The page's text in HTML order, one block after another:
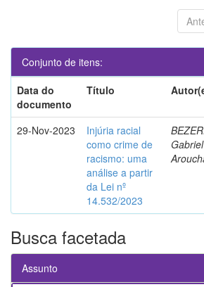
Conjunto de itens:
Data do
documento
Título
29-Nov-2023
Injúria racial
como crime de
racismo: uma
análise a partir
da Lei nº
14.532/2023
Gabriel
Busca facetada
Assunto